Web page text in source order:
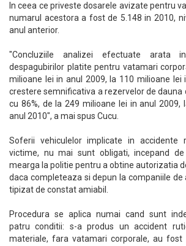
In ceea ce priveste dosarele avizate pentru
numarul acestora a fost de 5.148 in 2010,
anul anterior.
"Concluziile analizei efectuate arata
despagubirilor platite pentru vatamari
milioane lei in anul 2009, la 110 milioane lei
crestere semnificativa a rezervelor de
cu 86%, de la 249 milioane lei in anul 2009,
anul 2010", a mai spus Cucu.
Soferii vehiculelor implicate in accidente
victime, nu mai sunt obligati, incepand
mearga la politie pentru a obtine autorizatia
daca completeaza si depun la companiile de
tipizat de constat amiabil.
Procedura se aplica numai cand sunt
patru conditii: s-a produs un accident
materiale, fara vatamari corporale, au fost